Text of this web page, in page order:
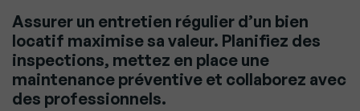
Assurer un entretien régulier d’un bien
locatif maximise sa valeur. Planifiez des
inspections, mettez en place une
maintenance préventive et collaborez avec
des professionnels.